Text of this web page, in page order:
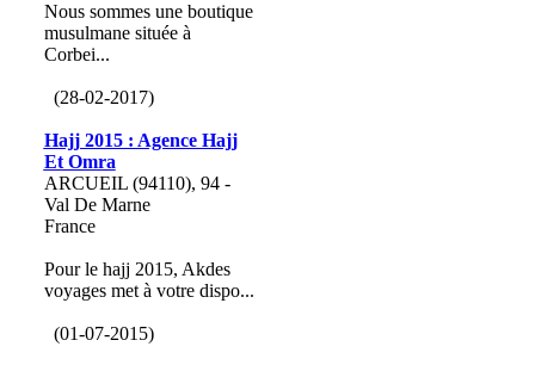
Nous sommes une boutique
musulmane située à
Corbei...
(28-02-2017)
Hajj 2015 : Agence Hajj
Et Omra
ARCUEIL (94110), 94 -
Val De Marne
France
Pour le hajj 2015, Akdes
voyages met à votre dispo...
(01-07-2015)